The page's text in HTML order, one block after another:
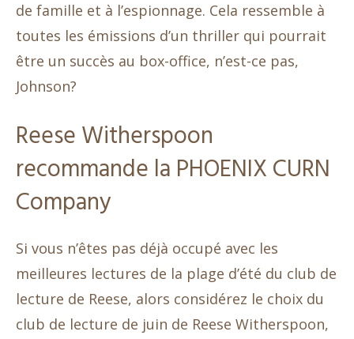
de famille et à l’espionnage. Cela ressemble à
toutes les émissions d’un thriller qui pourrait
être un succès au box-office, n’est-ce pas,
Johnson?
Reese Witherspoon
recommande la PHOENIX CURN
Company
Si vous n’êtes pas déjà occupé avec les
meilleures lectures de la plage d’été du club de
lecture de Reese, alors considérez le choix du
club de lecture de juin de Reese Witherspoon,